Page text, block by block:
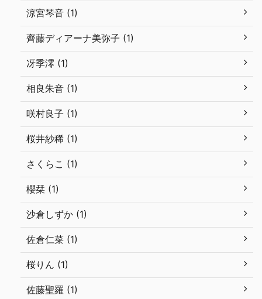
涼宮琴音 (1)
齊藤ディアーナ美弥子 (1)
冴季澪 (1)
相良朱音 (1)
咲村良子 (1)
桜井紗稀 (1)
さくらこ (1)
櫻栞 (1)
沙倉しずか (1)
佐倉仁菜 (1)
桜りん (1)
佐藤聖羅 (1)